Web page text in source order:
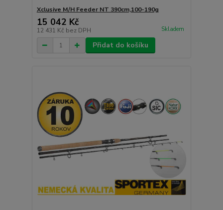
Xclusive M/H Feeder NT 390cm,100-190g
15 042 Kč
12 431 Kč bez DPH Skladem
Přidat do košíku